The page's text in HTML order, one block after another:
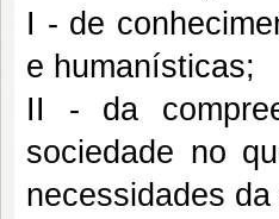
I - de
e humanísticas;
II - da
sociedade no
necessidades